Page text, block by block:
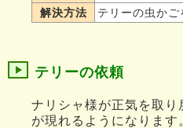
解決方法
テリーの虫かご
テリーの依頼
ナリシャ様が正気を取り
が現れるようになります